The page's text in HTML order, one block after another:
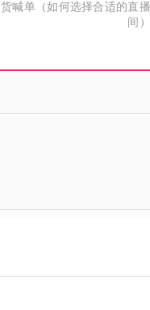
喊单（如何选择合适的直播
间）